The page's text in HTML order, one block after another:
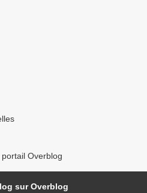
Overblog
sur Overblog